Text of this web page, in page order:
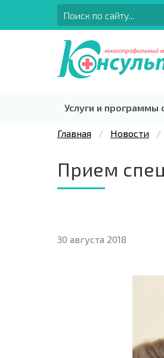
Услуги и программы
Главная Новости
Прием
30 августа 2018